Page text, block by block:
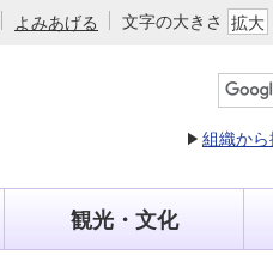
よみあげる 文字の大きさ 拡大
組織か
観光・文化